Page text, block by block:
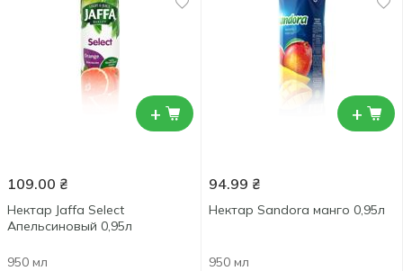
+
109.00 ₴
Нектар Jaffa Select
Апельсиновый 0,95л
950 мл
+
94.99 ₴
Нектар Sandora манго 0,95л
950 мл